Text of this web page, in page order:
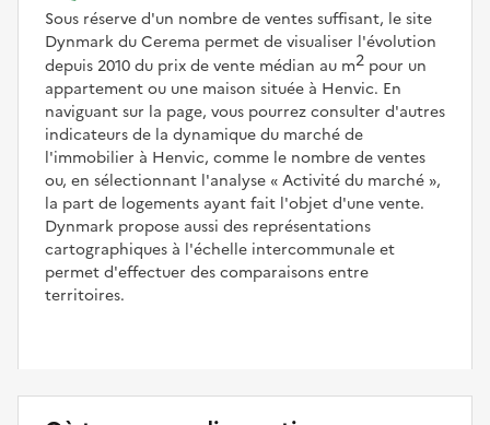
Sous réserve d'un nombre de ventes suffisant, le site
Dynmark du Cerema permet de visualiser l'évolution
depuis 2010 du prix de vente médian au m2 pour un
appartement ou une maison située à Henvic. En
naviguant sur la page, vous pourrez consulter d'autres
indicateurs de la dynamique du marché de
l'immobilier à Henvic, comme le nombre de ventes
ou, en sélectionnant l'analyse
Activité du marché ,
la part de logements ayant fait l'objet d'une vente.
Dynmark propose aussi des représentations
cartographiques à l'échelle intercommunale et
permet d'effectuer des comparaisons entre
territoires.